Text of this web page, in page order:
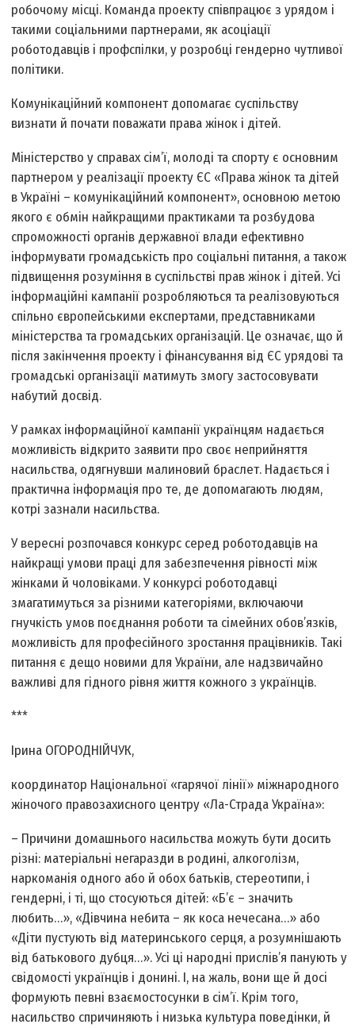
робочому місці. Команда проекту співпрацює з урядом і
такими соціальними партнерами, як асоціації
роботодавців і профспілки, у розробці гендерно чутливої
політики.
Комунікаційний компонент допомагає суспільству
визнати й почати поважати права жінок і дітей.
Міністерство у справах сім’ї, молоді та спорту є основним
партнером у реалізації проекту ЄС «Права жінок та дітей
в Україні – комунікаційний компонент», основною метою
якого є обмін найкращими практиками та розбудова
спроможності органів державної влади ефективно
інформувати громадськість про соціальні питання, а також
підвищення розуміння в суспільстві прав жінок і дітей. Усі
інформаційні кампанії розробляються та реалізовуються
спільно європейськими експертами, представниками
міністерства та громадських організацій. Це означає, що й
після закінчення проекту і фінансування від ЄС урядові та
громадські організації матимуть змогу застосовувати
набутий досвід.
У рамках інформаційної кампанії українцям надається
можливість відкрито заявити про своє неприйняття
насильства, одягнувши малиновий браслет. Надається і
практична інформація про те, де допомагають людям,
котрі зазнали насильства.
У вересні розпочався конкурс серед роботодавців на
найкращі умови праці для забезпечення рівності між
жінками й чоловіками. У конкурсі роботодавці
змагатимуться за різними категоріями, включаючи
гнучкість умов поєднання роботи та сімейних обов’язків,
можливість для професійного зростання працівників. Такі
питання є дещо новими для України, але надзвичайно
важливі для гідного рівня життя кожного з українців.
***
Ірина ОГОРОДНІЙЧУК,
координатор Національної «гарячої лінії» міжнародного
жіночого правозахисного центру «Ла-Страда Україна»:
– Причини домашнього насильства можуть бути досить
різні: матеріальні негаразди в родині, алкоголізм,
наркоманія одного або й обох батьків, стереотипи, і
гендерні, і ті, що стосуються дітей: «Б’є – значить
любить…», «Дівчина небита – як коса нечесана…» або
«Діти пустують від материнського серця, а розумнішають
від батькового дубця…». Усі ці народні прислів’я панують у
свідомості українців і донині. І, на жаль, вони ще й досі
формують певні взаємостосунки в сім’ї. Крім того,
насильство спричиняють і низька культура поведінки, й